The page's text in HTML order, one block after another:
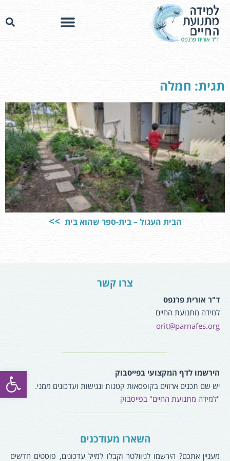
פתח
תגית: חמלה
הבית העגול – בית-ספר שהוא בית
צרו קשר
ד"ר אורית פרנפס
למידה מתנועת החיים
orit@parnafes.org
הירשמו לדף המקצועי בפייסבוק
יש שם תכנים ארוזים בקופסאות קטנות ונגישות ועדכונים ממני.
"למידה מתנועת החיים" בפייסבוק
השארו מעודכנים
מעניין אתכם? הירשמו לניוזלטר וקבלו למייל עדכונים, פוסטים חדשים